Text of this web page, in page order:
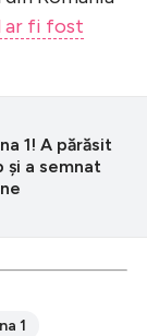
ar fi fost
1! A părăsit
a semnat
1